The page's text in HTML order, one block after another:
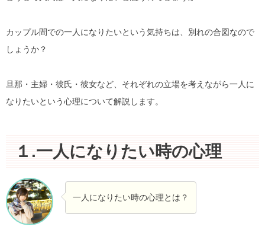
カップル間での一人になりたいという気持ちは、別れの合図なので
しょうか？
旦那・主婦・彼氏・彼女など、それぞれの立場を考えながら一人に
なりたいという心理について解説します。
１.一人になりたい時の心理
一人になりたい時の心理とは？